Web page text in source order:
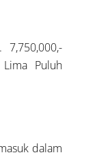
7,750,000,-
Puluh
dalam